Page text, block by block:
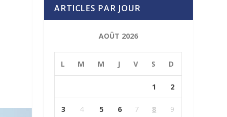
ARTICLES PAR JOUR
AOÛT 2026
L M M J V S D
1 2
3 4 5 6 7 8 9